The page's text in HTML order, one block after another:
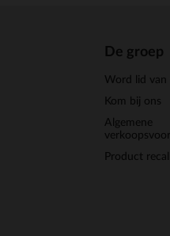
De groep
Word lid van
Kom bij ons
Algemene
Product recall